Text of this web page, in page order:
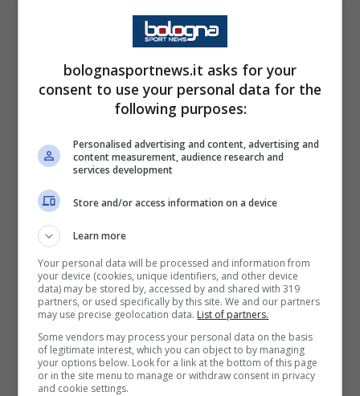
A pochi giorni dal via del campionato italiano
di Serie A della Federazione Ginnastica
d’Italia, che partirà sabato 6 marzo ad
Ancona, Ginnastica Biancoverde presenta la
bolognasportnews.it asks for your
consent to use your personal data for the
following purposes:
Personalised advertising and content, advertising and
content measurement, audience research and
services development
Store and/or access information on a device
Learn more
Your personal data will be processed and information from
your device (cookies, unique identifiers, and other device
data) may be stored by, accessed by and shared with 319
partners, or used specifically by this site. We and our partners
may use precise geolocation data. List of partners.
Some vendors may process your personal data on the basis
of legitimate interest, which you can object to by managing
your options below. Look for a link at the bottom of this page
or in the site menu to manage or withdraw consent in privacy
and cookie settings.